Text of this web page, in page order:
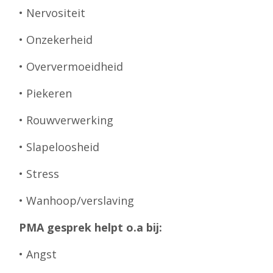
• Nervositeit
• Onzekerheid
• Oververmoeidheid
• Piekeren
• Rouwverwerking
• Slapeloosheid
• Stress
• Wanhoop/verslaving
PMA gesprek helpt o.a bij:
• Angst